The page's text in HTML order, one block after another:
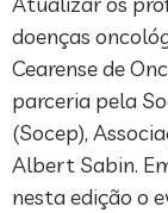
doenças
Cearense de
parceria pela
(Socep),
Albert Sabin.
nesta edição o